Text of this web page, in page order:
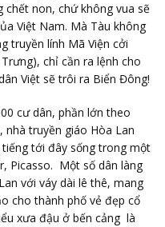
chết non, chứ không vua sẽ
Việt Nam. Mà Tàu không
truyền lính Mã Viện cởi
chỉ cần ra lệnh cho
Việt sẽ trôi ra Biển Đông!
cư dân, phần lớn theo
truyền giáo Hòa Lan
tới đây sống trong một
Picasso. Một số dân làng
với váy dài lê thê, mang
cho thành phố vẻ đẹp cổ
xưa đậu ở bến cảng là